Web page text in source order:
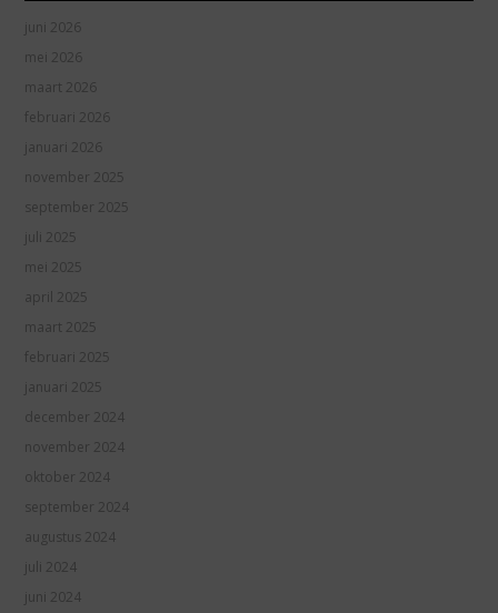
juni 2026
mei 2026
maart 2026
februari 2026
januari 2026
november 2025
september 2025
juli 2025
mei 2025
april 2025
maart 2025
februari 2025
januari 2025
december 2024
november 2024
oktober 2024
september 2024
augustus 2024
juli 2024
juni 2024